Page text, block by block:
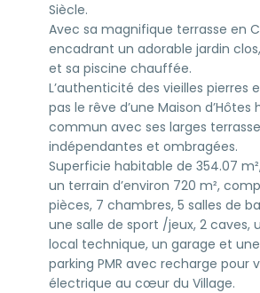
Siècle.
Avec sa magnifique terrasse en
encadrant un adorable jardin
et sa piscine chauffée.
L’authenticité des vieilles pierres
pas le rêve d’une Maison d’Hôtes
commun avec ses larges
indépendantes et ombragées.
Superficie habitable de 354.07
un terrain d’environ 720 m²,
pièces, 7 chambres, 5 salles de
une salle de sport /jeux, 2 caves,
local technique, un garage et
parking PMR avec recharge pour
électrique au cœur du Village.